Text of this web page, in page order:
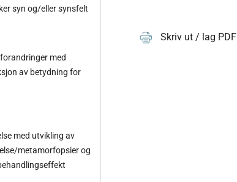
syn og/eller synsfelt
med
av betydning for
med utvikling av
metamorfopsier og
Skriv ut / lag PDF